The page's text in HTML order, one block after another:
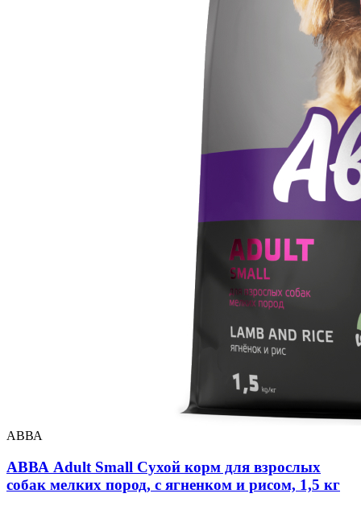
АВВА
АВВА Adult Small Сухой корм для взрослых
собак мелких пород, с ягненком и рисом, 1,5 кг